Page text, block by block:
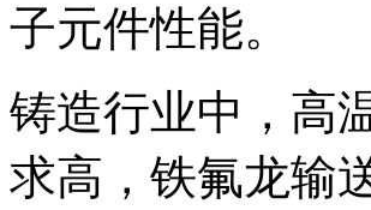
子元件性能。
铸造行业中，高
求高，铁氟龙输